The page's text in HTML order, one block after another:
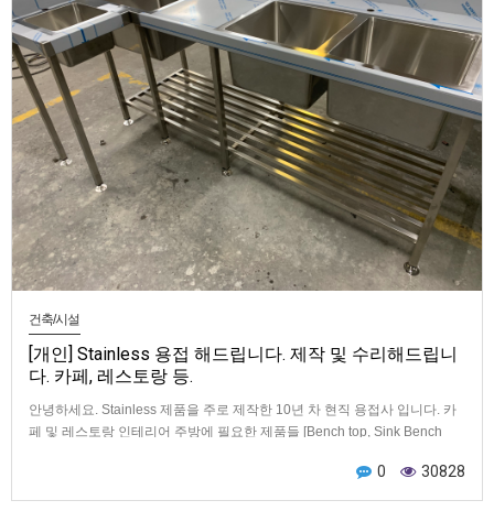
건축/시설
[개인] Stainless 용접 해드립니다. 제작 및 수리해드립니
다. 카페, 레스토랑 등.
안녕하세요. Stainless 제품을 주로 제작한 10년 차 현직 용접사 입니다. 카
페 및 레스토랑 인테리어 주방에 필요한 제품들 [Bench top, Sink Bench
0 30828